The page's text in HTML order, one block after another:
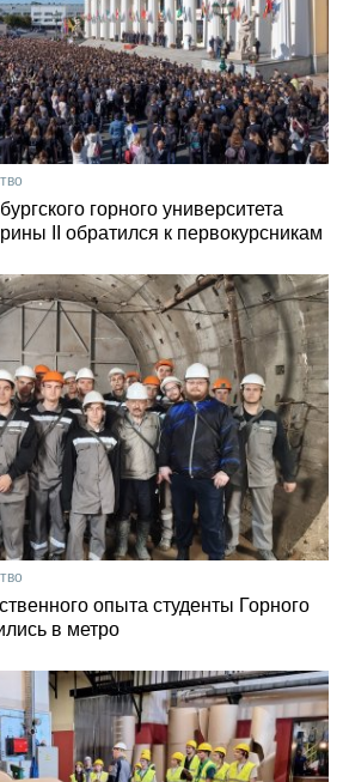
горного университета
II обратился к первокурсникам
опыта студенты Горного
в метро